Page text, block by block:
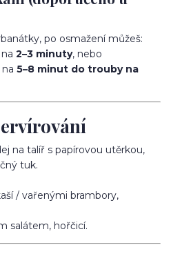
po osmažení můžeš:
2–3 minuty, nebo
5–8 minut do trouby na
na talíř s papírovou utěrkou,
tuk.
/ vařenými brambory,
salátem, hořčicí.